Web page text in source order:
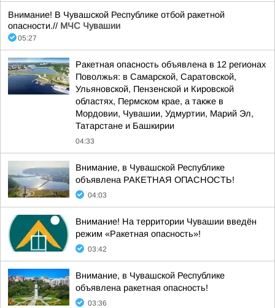
Внимание! В Чувашской Республике отбой ракетной
опасности.// МЧС Чувашии
05:27
Ракетная опасность объявлена в 12 регионах
Поволжья: в Самарской, Саратовской,
Ульяновской, Пензенской и Кировской
областях, Пермском крае, а также в
Мордовии, Чувашии, Удмуртии, Марий Эл,
Татарстане и Башкирии
04:33
Внимание, в Чувашской Республике
объявлена РАКЕТНАЯ ОПАСНОСТЬ!
04:03
Внимание! На территории Чувашии введён
режим «Ракетная опасность»!
03:42
Внимание, в Чувашской Республике
объявлена ракетная опасность!
03:36